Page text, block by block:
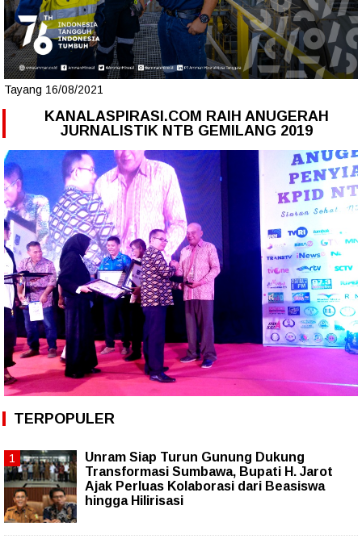
Tayang 16/08/2021
KANALASPIRASI.COM RAIH ANUGERAH
JURNALISTIK NTB GEMILANG 2019
TERPOPULER
Unram Siap Turun Gunung Dukung
Transformasi Sumbawa, Bupati H. Jarot
Ajak Perluas Kolaborasi dari Beasiswa
hingga Hilirisasi